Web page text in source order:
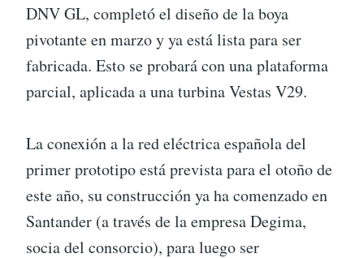
DNV GL, completó el diseño de la boya
pivotante en marzo y ya está lista para ser
fabricada. Esto se probará con una plataforma
parcial, aplicada a una turbina Vestas V29.
La conexión a la red eléctrica española del
primer prototipo está prevista para el otoño de
este año, su construcción ya ha comenzado en
Santander (a través de la empresa Degima,
socia del consorcio), para luego ser